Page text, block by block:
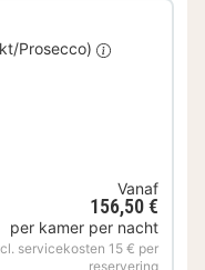
Prosecco)
Vanaf
156,50 €
per kamer per nacht
servicekosten 15 € per
reservering